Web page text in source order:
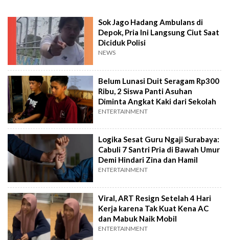
Sok Jago Hadang Ambulans di
Depok, Pria Ini Langsung Ciut Saat
Diciduk Polisi
NEWS
Belum Lunasi Duit Seragam Rp300
Ribu, 2 Siswa Panti Asuhan
Diminta Angkat Kaki dari Sekolah
ENTERTAINMENT
Logika Sesat Guru Ngaji Surabaya:
Cabuli 7 Santri Pria di Bawah Umur
Demi Hindari Zina dan Hamil
ENTERTAINMENT
Viral, ART Resign Setelah 4 Hari
Kerja karena Tak Kuat Kena AC
dan Mabuk Naik Mobil
ENTERTAINMENT